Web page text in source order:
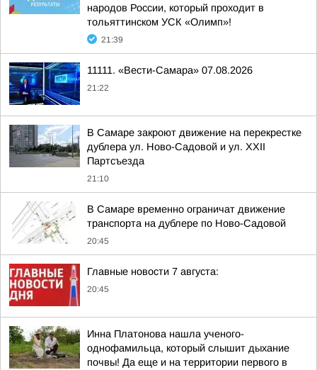
народов России, который проходит в
тольяттинском УСК «Олимп»!
21:39
11111. «Вести-Самара» 07.08.2026
21:22
В Самаре закроют движение на перекрестке
дублера ул. Ново-Садовой и ул. XXII
Партсъезда
21:10
В Самаре временно ограничат движение
транспорта на дублере по Ново-Садовой
20:45
Главные новости 7 августа:
20:45
Инна Платонова нашла ученого-
однофамильца, который слышит дыхание
почвы! Да еще и на территории первого в